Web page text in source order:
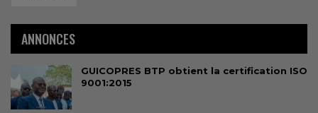
ANNONCES
GUICOPRES BTP obtient la certification ISO
9001:2015